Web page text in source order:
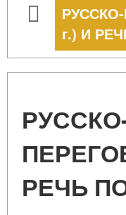
г.) И
РЕЧЬ